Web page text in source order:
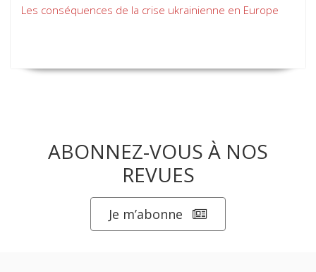
Les conséquences de la crise ukrainienne en Europe
ABONNEZ-VOUS À NOS
REVUES
Je m’abonne